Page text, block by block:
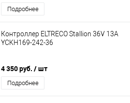
Подробнее
Контроллер ELTRECO Stallion 36V 13A
YCKH169-242-36
4 350 руб. / шт
Подробнее